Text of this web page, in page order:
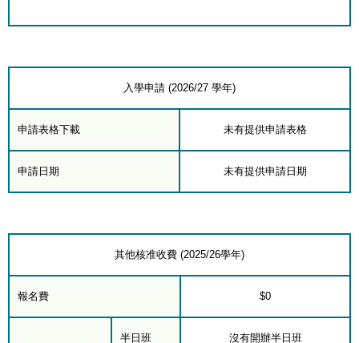
入學申請 (2026/27 學年)
申請表格下載 未有提供申請表格
申請日期 未有提供申請日期
其他核准收費 (2025/26學年)
報名費 $0
半日班 沒有開辦半日班